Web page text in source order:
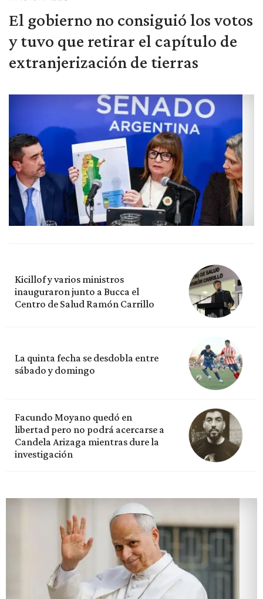
El gobierno no consiguió los votos
y tuvo que retirar el capítulo de
extranjerización de tierras
Kicillof y varios ministros
inauguraron junto a Bucca el
Centro de Salud Ramón Carrillo
La quinta fecha se desdobla entre
sábado y domingo
Facundo Moyano quedó en
libertad pero no podrá acercarse a
Candela Arizaga mientras dure la
investigación